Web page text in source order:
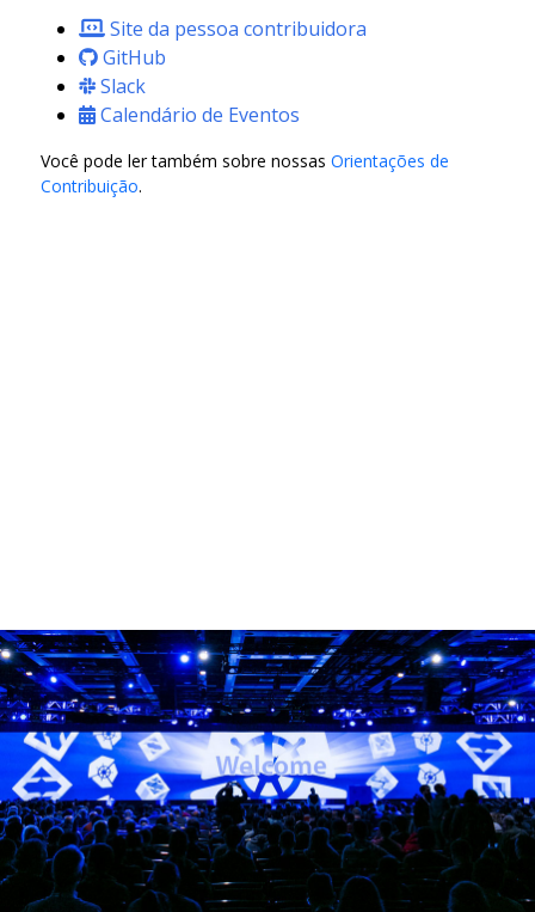
Site da pessoa contribuidora
GitHub
Slack
Calendário de Eventos
Você pode ler também sobre nossasOrientações de
Contribuição.